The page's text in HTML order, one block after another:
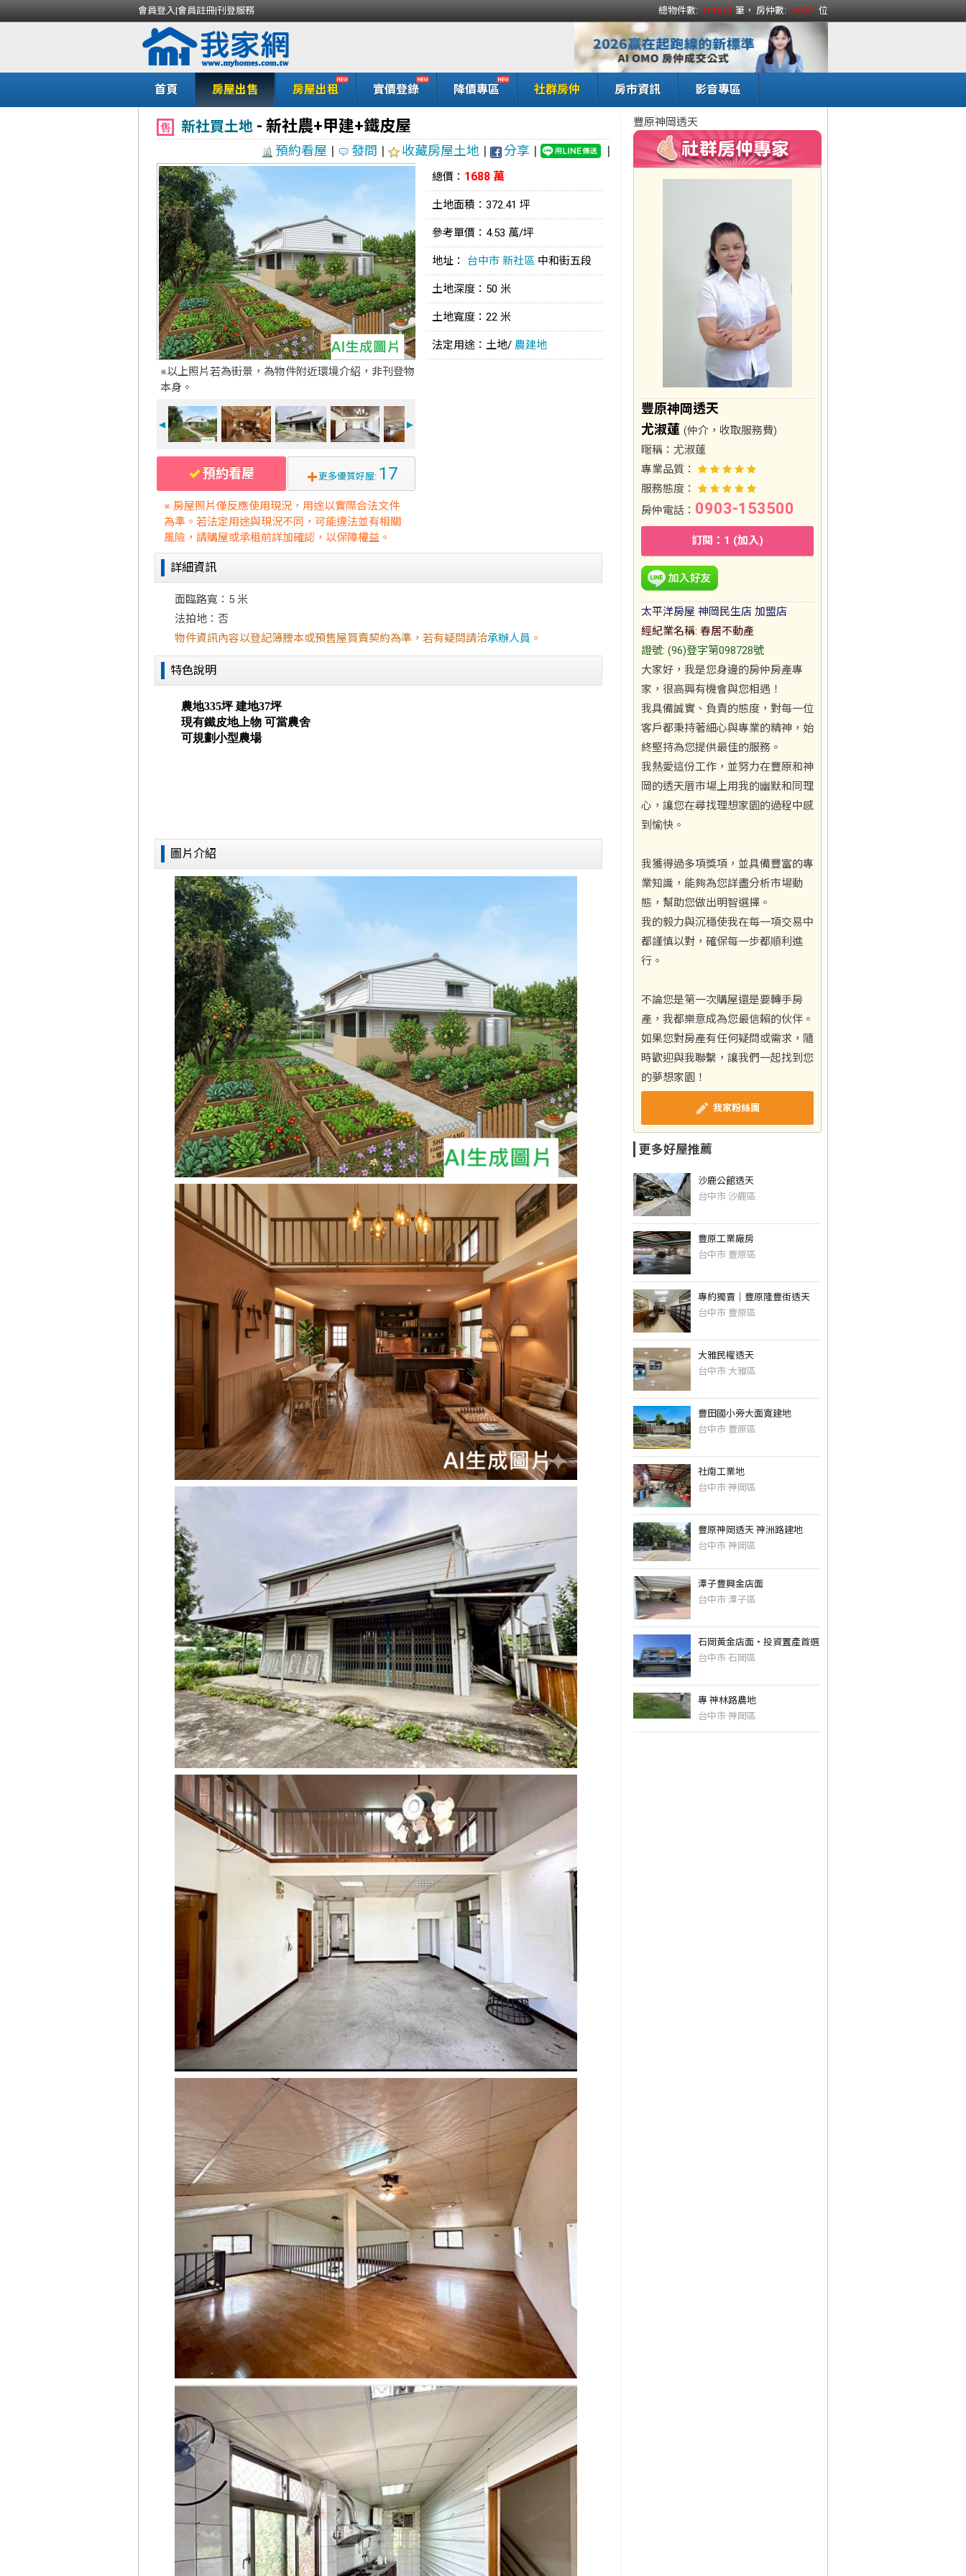
會員登入|會員註冊|刊登服務 總物件數: 111613 筆， 房仲數: 15331 位
首頁 房屋出售 房屋出租 實價登錄 降價專區 社群房仲 房市資訊 影音專區
新社買土地 - 新社農+甲建+鐵皮屋
預約看屋 | 發問 | 收藏房屋土地 | 分享 | |
※以上照片若為街景，為物件附近環境介紹，非刊登物
本身。
◄ ►
預約看屋 更多優質好屋: 17
※ 房屋照片僅反應使用現況，用途以實際合法文件
為準。若法定用途與現況不同，可能違法並有相關
風險，請購屋或承租前詳加確認，以保障權益。
總價： 1688 萬
土地面積：372.41 坪
參考單價：4.53 萬/坪
地址： 台中市 新社區 中和街五段
土地深度：50 米
土地寬度：22 米
法定用途：土地/ 農建地
詳細資訊
面臨路寬：5 米
法拍地：否
物件資訊內容以登記簿謄本或預售屋買賣契約為準，若有疑問請洽承辦人員 。
特色說明
圖片介紹
豐原神岡透天
豐原神岡透天
尤淑蓮 (仲介，收取服務費)
暱稱： 尤淑蓮
專業品質：
服務態度：
房仲電話： 0903-153500
訂閱：1 (加入)
太平洋房屋 神岡民生店 加盟店
經紀業名稱: 春居不動產
證號: (96)登字第098728號
大家好，我是您身邊的房仲房產專
家，很高興有機會與您相遇！
我具備誠實、負責的態度，對每一位
客戶都秉持著細心與專業的精神，始
終堅持為您提供最佳的服務。
我熱愛這份工作，並努力在豐原和神
岡的透天厝市場上用我的幽默和同理
心，讓您在尋找理想家園的過程中感
到愉快。
我獲得過多項獎項，並具備豐富的專
業知識，能夠為您詳盡分析市場動
態，幫助您做出明智選擇。
我的毅力與沉穩使我在每一項交易中
都謹慎以對，確保每一步都順利進
行。
不論您是第一次購屋還是要轉手房
產，我都樂意成為您最信賴的伙伴。
如果您對房產有任何疑問或需求，隨
時歡迎與我聯繫，讓我們一起找到您
的夢想家園！
我家粉絲團
更多好屋推薦
沙鹿公館透天
台中市 沙鹿區
豐原工業廠房
台中市 豐原區
專約獨賣｜豐原隆豐街透天
台中市 豐原區
大雅民權透天
台中市 大雅區
豐田國小旁大面寬建地
台中市 豐原區
社南工業地
台中市 神岡區
豐原神岡透天 神洲路建地
台中市 神岡區
潭子豐興金店面
台中市 潭子區
石岡黃金店面・投資置產首選
台中市 石岡區
專 神林路農地
台中市 神岡區